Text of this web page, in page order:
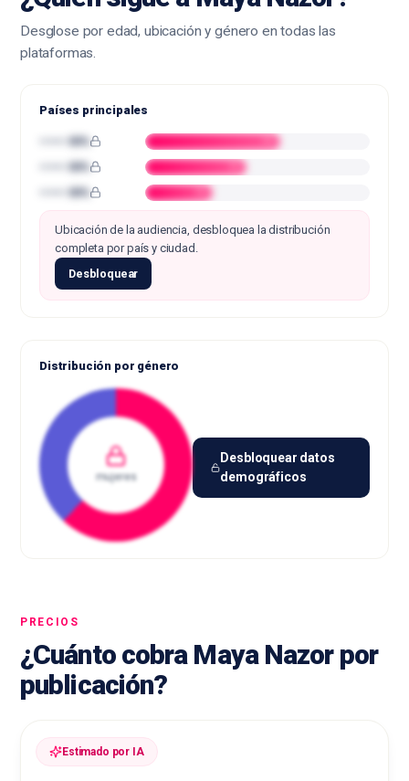
Desglose por edad, ubicación y género en todas las
plataformas.
Países principales
•••••• 00% ••
•••••• 00% ••
•••••• 00% ••
Ubicación de la audiencia, desbloquea la distribución
completa por país y ciudad.
Desbloquear
Distribución por género
mujeres
Desbloquear datos
demográficos
PRECIOS
¿Cuánto cobra Maya Nazor por
publicación?
Estimado por IA